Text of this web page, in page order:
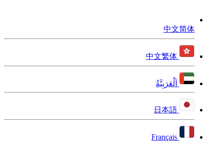
中文简体
中文繁体
اَلْعَرَبِيَّةُ
日本語
Français